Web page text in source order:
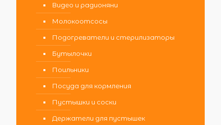
Видео и радионяни
Молокоотсосы
Подогреватели и стерилизаторы
Бутылочки
Поильники
Посуда для кормления
Пустышки и соски
Держатели для пустышек